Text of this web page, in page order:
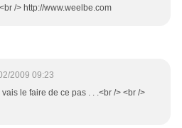
/> http://www.weelbe.com
2009 09:23
vais le faire de ce pas . . .<br /> <br />